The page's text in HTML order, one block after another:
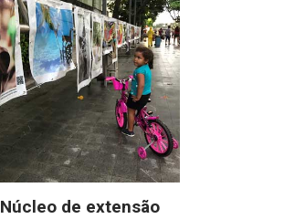
Núcleo de extensão